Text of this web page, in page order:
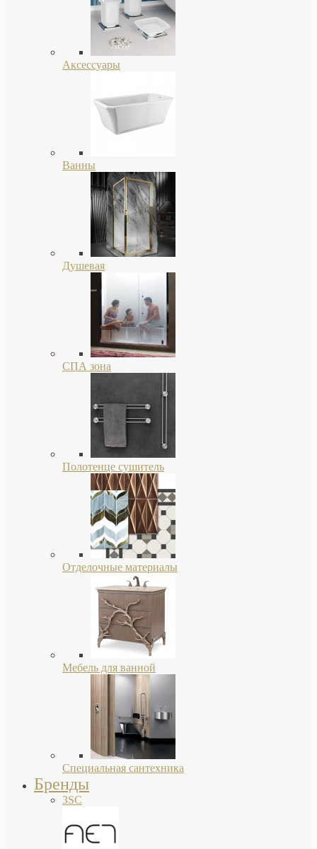
Аксессуары
Ванны
Душевая
СПА зона
Полотенце сушитель
Отделочные материалы
Мебель для ванной
Специальная сантехника
Бренды
3SC